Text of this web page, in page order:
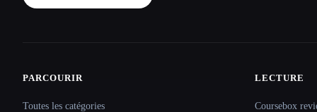
Site navigation
PARCOURIR
Toutes les catégories
LECTURE
Coursebox